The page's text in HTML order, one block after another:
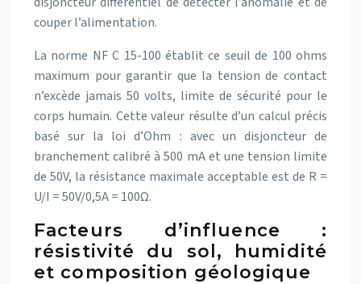
couper l’alimentation.
La norme NF C 15-100 établit ce seuil de 100 ohms
maximum pour garantir que la tension de contact
n’excède jamais 50 volts, limite de sécurité pour le
corps humain. Cette valeur résulte d’un calcul précis
basé sur la loi d’Ohm : avec un disjoncteur de
branchement calibré à 500 mA et une tension limite
de 50V, la résistance maximale acceptable est de R =
U/I = 50V/0,5A = 100Ω.
Facteurs d’influence :
résistivité du sol, humidité
et composition géologique